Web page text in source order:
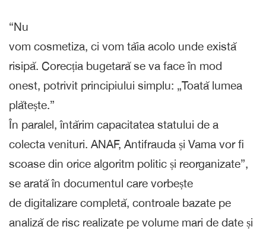
“Nu
vom cosmetiza, ci vom tăia acolo unde există
risipă. Corecția bugetară se va face în mod
onest, potrivit principiului simplu: „Toată lumea
plătește.”
În paralel, întărim capacitatea statului de a
colecta venituri. ANAF, Antifrauda și Vama vor fi
scoase din orice algoritm politic și reorganizate”,
se arată în documentul care vorbește
de digitalizare completă, controale bazate pe
analiză de risc realizate pe volume mari de date și